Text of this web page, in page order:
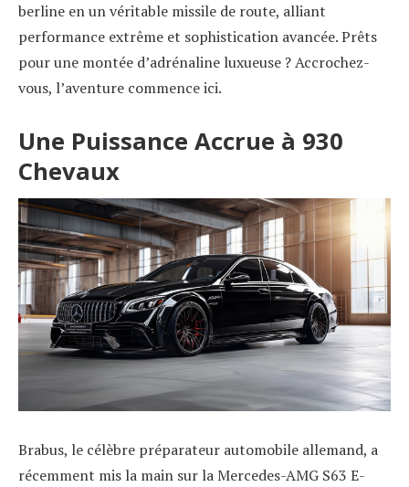
berline en un véritable missile de route, alliant
performance extrême et sophistication avancée. Prêts
pour une montée d’adrénaline luxueuse ? Accrochez-
vous, l’aventure commence ici.
Une Puissance Accrue à 930
Chevaux
Brabus, le célèbre préparateur automobile allemand, a
récemment mis la main sur la Mercedes-AMG S63 E-